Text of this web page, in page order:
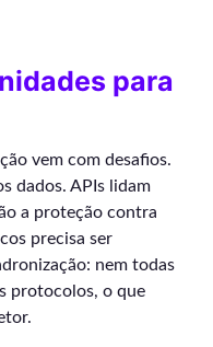
para
vem com desafios.
dados. APIs lidam
a proteção contra
precisa ser
nem todas
protocolos, o que